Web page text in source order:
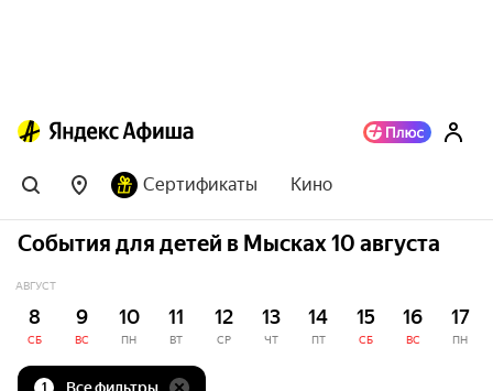
Сертификаты Кино
События для детей в Мысках 10 августа
АВГУСТ
8
СБ
9
ВС
10
ПН
11
ВТ
12
СР
13
ЧТ
14
ПТ
15
СБ
16
ВС
17
ПН
1